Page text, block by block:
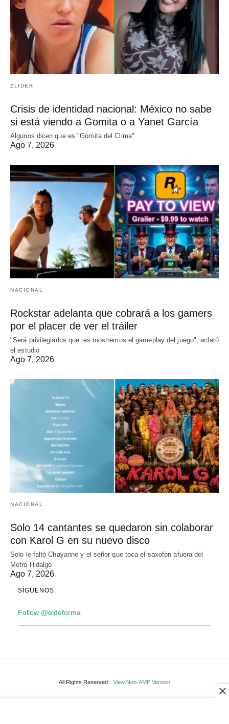
ZLIDER
Crisis de identidad nacional: México no sabe
si está viendo a Gomita o a Yanet García
Algunos dicen que es "Gomita del Clima"
Ago 7, 2026
NACIONAL
Rockstar adelanta que cobrará a los gamers
por el placer de ver el tráiler
"Será privilegiados que les mostremos el gameplay del juego", aclaró
el estudio
Ago 7, 2026
NACIONAL
Solo 14 cantantes se quedaron sin colaborar
con Karol G en su nuevo disco
Solo le faltó Chayanne y el señor que toca el saxofón afuera del
Metro Hidalgo
Ago 7, 2026
SÍGUENOS
Follow @eldeforma
All Rights Reserved View Non-AMP Version